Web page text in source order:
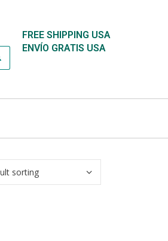
FREE SHIPPING USA
ENVÍO GRATIS USA